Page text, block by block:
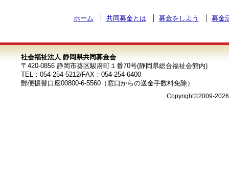
ホーム 共同募金とは 募金をしよう 募金
社会福祉法人 静岡県共同募金会
〒420-0856 静岡市葵区駿府町１番70号(静岡県総合福祉会館内)
TEL：054-254-5212/FAX：054-254-6400
郵便振替口座00800-6-5560（窓口からの送金手数料免除）
Copyright©2009-